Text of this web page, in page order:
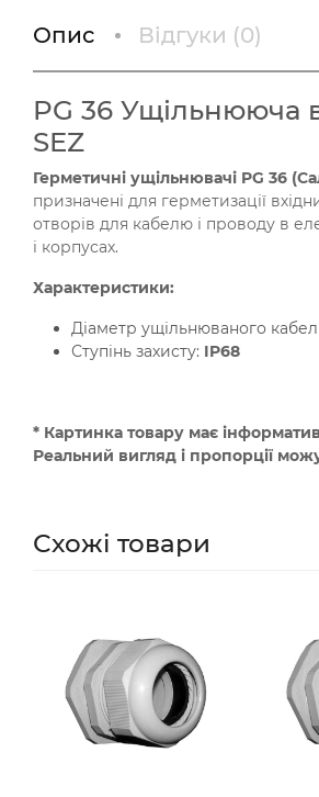
Опис Відгуки (0)
PG 36 Ущільнююча
SEZ
Герметичні ущільнювачі PG 36
призначені для герметизації
отворів для кабелю і проводу в
і корпусах.
Характеристики:
Діаметр ущільнюваного
Ступінь захисту: IP68
* Картинка товару має
Реальний вигляд і пропорції
Схожі товари